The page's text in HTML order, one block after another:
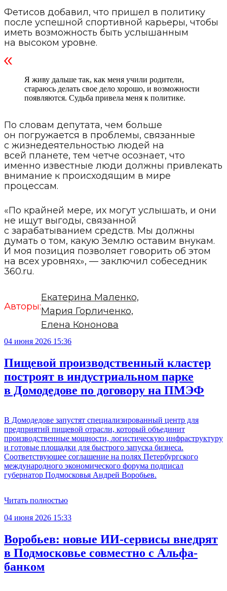
Фетисов добавил, что пришел в политику
после успешной спортивной карьеры, чтобы
иметь возможность быть услышанным
на высоком уровне.
Я живу дальше так, как меня учили родители,
стараюсь делать свое дело хорошо, и возможности
появляются. Судьба привела меня к политике.
По словам депутата, чем больше
он погружается в проблемы, связанные
с жизнедеятельностью людей на
всей планете, тем четче осознает, что
именно известные люди должны привлекать
внимание к происходящим в мире
процессам.
«По крайней мере, их могут услышать, и они
не ищут выгоды, связанной
с зарабатыванием средств. Мы должны
думать о том, какую Землю оставим внукам.
И моя позиция позволяет говорить об этом
на всех уровнях», — заключил собеседник
360.ru.
Авторы:
Екатерина Маленко,
Мария Горличенко,
Елена Кононова
04 июня 2026 15:36
Пищевой производственный кластер
построят в индустриальном парке
в Домодедове по договору на ПМЭФ
В Домодедове запустят специализированный центр для
предприятий пищевой отрасли, который объединит
производственные мощности, логистическую инфраструктуру
и готовые площадки для быстрого запуска бизнеса.
Соответствующее соглашение на полях Петербургского
международного экономического форума подписал
губернатор Подмосковья Андрей Воробьев.
Читать полностью
04 июня 2026 15:33
Воробьев: новые ИИ-сервисы внедрят
в Подмосковье совместно с Альфа-
банком